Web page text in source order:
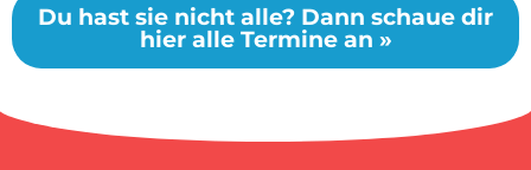
Du hast sie nicht alle? Dann schaue dir
hier alle Termine an »